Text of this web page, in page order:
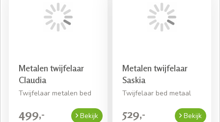
Metalen twijfelaar
Claudia
Twijfelaar metalen bed
499,- Bekijk
Metalen twijfelaar
Saskia
Twijfelaar bed metaal
529,- Bekijk